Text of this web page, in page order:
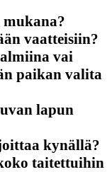
vaatteisiin?
vai
paikan valita
lapun
kynällä?
taitettuihin